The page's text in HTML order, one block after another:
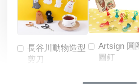
長谷川動物造型
剪刀
Artsign 圓
圖釘